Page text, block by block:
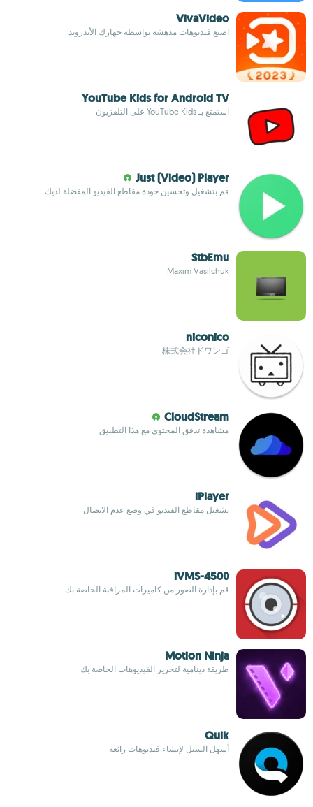
VivaVideo
اصنع فيديوهات مدهشة بواسطة جهازك الأندرويد
YouTube Kids for Android TV
استمتع بـ YouTube Kids على التلفزيون
Just (Video) Player
قم بتشغيل وتحسين جودة مقاطع الفيديو المفضلة لديك
StbEmu
Maxim Vasilchuk
niconico
株式会社ドワンゴ
CloudStream
مشاهدة تدفق المحتوى مع هذا التطبيق
iPlayer
تشغيل مقاطع الفيديو في وضع عدم الاتصال
iVMS-4500
قم بإدارة الصور من كاميرات المراقبة الخاصة بك
Motion Ninja
طريقة دينامية لتحرير الفيديوهات الخاصة بك
Quik
أسهل السبل لإنشاء فيديوهات رائعة